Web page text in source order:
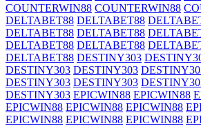
COUNTERWIN88 COUNTERWIN88
DELTABET88 DELTABET88
DELTABET88 DELTABET88
DELTABET88 DELTABET88
DELTABET88 DESTINY303
DESTINY303 DESTINY303
DESTINY303 DESTINY303
DESTINY303 EPICWIN88 EPICWIN88
EPICWIN88 EPICWIN88 EPICWIN88
EPICWIN88 EPICWIN88 EPICWIN88